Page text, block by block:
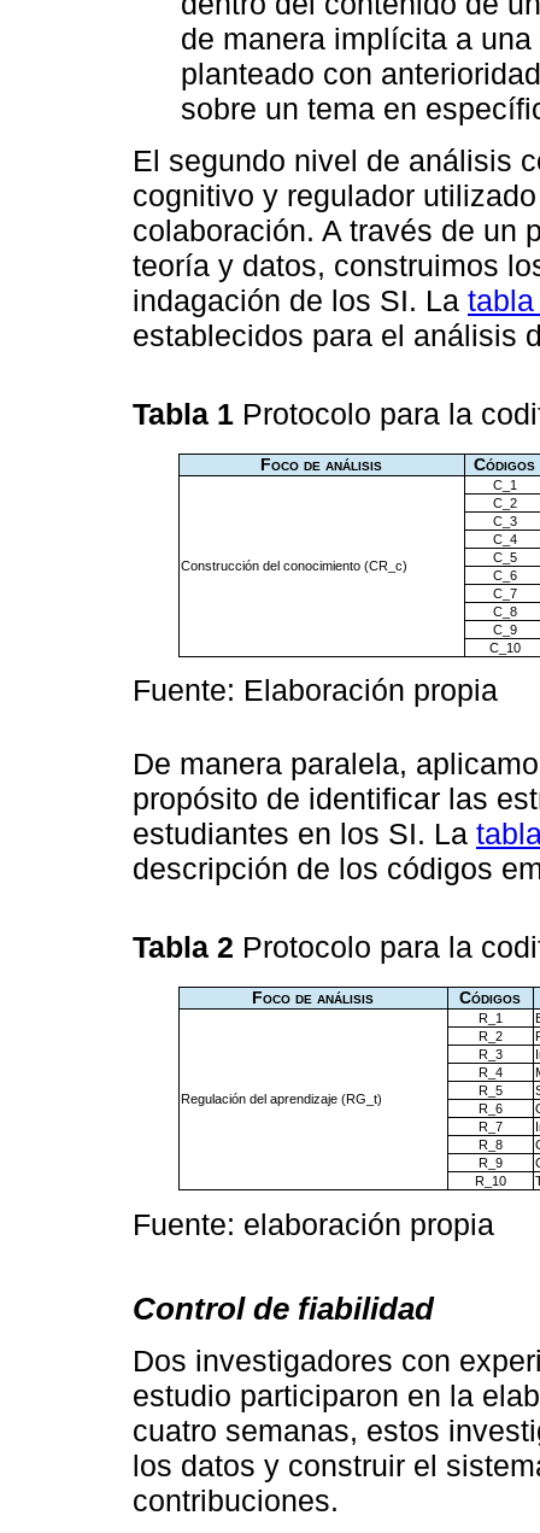
de manera implícita a
planteado con
sobre un tema en
El segundo nivel de análisis
cognitivo y regulador
colaboración. A través de un
teoría y datos, construimos
indagación de los SI. La
establecidos para el análisis
Tabla 1 Protocolo para la
Foco de análisis Códigos
Construcción del conocimiento (CR_c)
C_1
C_2
C_3
C_4
C_5
C_6
C_7
C_8
C_9
C_10
Fuente: Elaboración propia
De manera paralela,
propósito de identificar las
estudiantes en los SI. La
descripción de los códigos
Tabla 2 Protocolo para la
Foco de análisis Códigos
Regulación del aprendizaje (RG_t)
R_1
R_2
R_3
R_4
R_5
R_6
R_7
R_8
R_9
R_10
Fuente: elaboración propia
Control de fiabilidad
Dos investigadores con
estudio participaron en la
cuatro semanas, estos
los datos y construir el
contribuciones.